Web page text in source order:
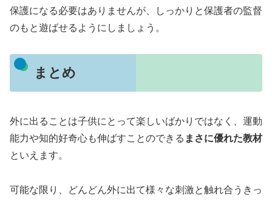
保護になる必要はありませんが、しっかりと保護者の監督
のもと遊ばせるようにしましょう。
まとめ
外に出ることは子供にとって楽しいばかりではなく、運動
能力や知的好奇心も伸ばすことのできる まさに優れた教材
といえます。
可能な限り、どんどん外に出て様々な刺激と触れ合うきっ